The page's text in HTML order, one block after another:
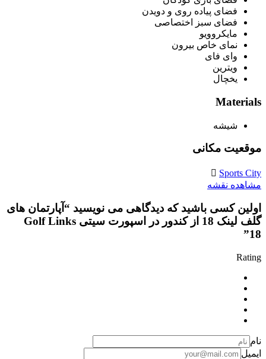
فضای پیاده روی و دویدن
فضای سبز اختصاصی
مایکروویو
نمای خاص بیرون
وای فای
ویترین
یخچال
Materials
شیشه
موقعیت مکانی
Sports City
مشاهده نقشه
اولین کسی باشید که دیدگاهی می نویسید “آپارتمان های
گلف لینک 18 از کندور در اسپورت سیتی Golf Links
18”
Rating
نام
ایمیل